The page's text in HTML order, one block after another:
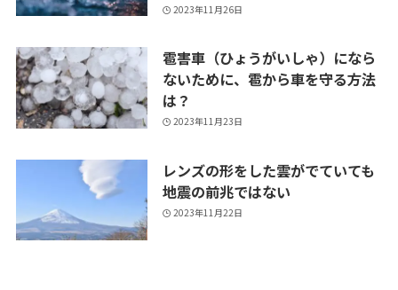
2023年11月26日
雹害車（ひょうがいしゃ）になら
ないために、雹から車を守る方法
は？
2023年11月23日
レンズの形をした雲がでていても
地震の前兆ではない
2023年11月22日